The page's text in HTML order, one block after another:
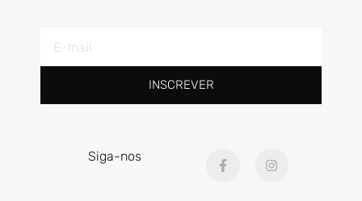
mail
INSCREVER
Siga-nos
a
n